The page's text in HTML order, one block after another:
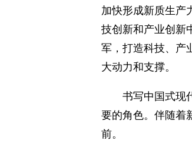
加快形成新质生产
技创新和产业创新
军，打造科技、产
大动力和支撑。
书写中国式现
要的角色。伴随着
前。